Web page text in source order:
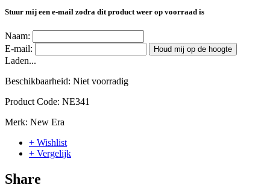
Stuur mij een e-mail zodra dit product weer op voorraad is
Naam:
E-mail:
Houd mij op de hoogte
Laden...
Beschikbaarheid: Niet voorradig
Product Code: NE341
Merk: New Era
+ Wishlist
+ Vergelijk
Share